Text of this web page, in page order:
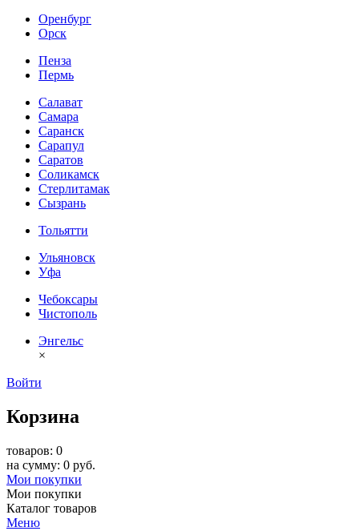
Оренбург
Орск
Пенза
Пермь
Салават
Самара
Саранск
Сарапул
Саратов
Соликамск
Стерлитамак
Сызрань
Тольятти
Ульяновск
Уфа
Чебоксары
Чистополь
Энгельс
×
Войти
Корзина
товаров: 0
на сумму: 0 руб.
Мои покупки
Мои покупки
Каталог товаров
Меню